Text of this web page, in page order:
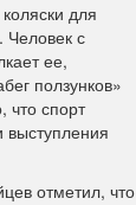
для
Человек с
ее,
ползунков»
что спорт
отметил, что